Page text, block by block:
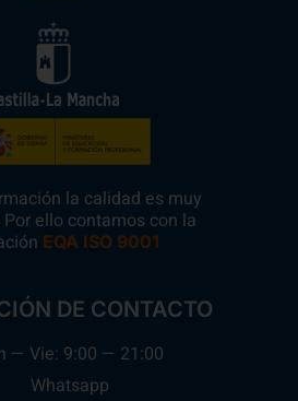
la calidad es muy
ello contamos con la
EQA ISO 9001
DE CONTACTO
— Vie: 9:00 — 21:00
Whatsapp